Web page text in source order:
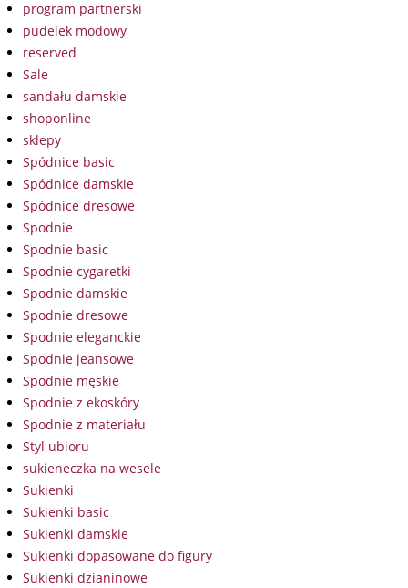
program partnerski
pudelek modowy
reserved
Sale
sandału damskie
shoponline
sklepy
Spódnice basic
Spódnice damskie
Spódnice dresowe
Spodnie
Spodnie basic
Spodnie cygaretki
Spodnie damskie
Spodnie dresowe
Spodnie eleganckie
Spodnie jeansowe
Spodnie męskie
Spodnie z ekoskóry
Spodnie z materiału
Styl ubioru
sukieneczka na wesele
Sukienki
Sukienki basic
Sukienki damskie
Sukienki dopasowane do figury
Sukienki dzianinowe